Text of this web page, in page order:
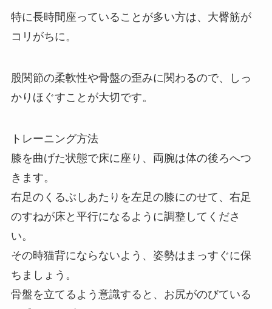
特に長時間座っていることが多い方は、大臀筋が
コリがちに。
股関節の柔軟性や骨盤の歪みに関わるので、しっ
かりほぐすことが大切です。
トレーニング方法
膝を曲げた状態で床に座り、両腕は体の後ろへつ
きます。
右足のくるぶしあたりを左足の膝にのせて、右足
のすねが床と平行になるように調整してくださ
い。
その時猫背にならないよう、姿勢はまっすぐに保
ちましょう。
骨盤を立てるよう意識すると、お尻がのびている